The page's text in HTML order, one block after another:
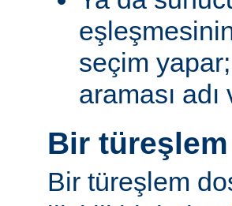
seçim
araması adı
Bir
Bir türeşlem